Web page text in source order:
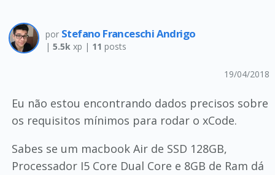
por Stefano Franceschi Andrigo
| 5.5kxp | 11 posts
19/04/2018
Eu não estou encontrando dados precisos sobre
os requisitos mínimos para rodar o xCode.
Sabes se um macbook Air de SSD 128GB,
Processador I5 Core Dual Core e 8GB de Ram dá